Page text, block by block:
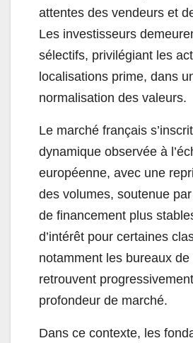
attentes des vendeurs et
Les investisseurs
sélectifs, privilégiant les
localisations prime, dans
normalisation des valeurs.
Le marché français
dynamique observée à
européenne, avec une
des volumes, soutenue
de financement plus
d’intérêt pour certaines
notamment les bureaux de
retrouvent
profondeur de marché.
Dans ce contexte, les